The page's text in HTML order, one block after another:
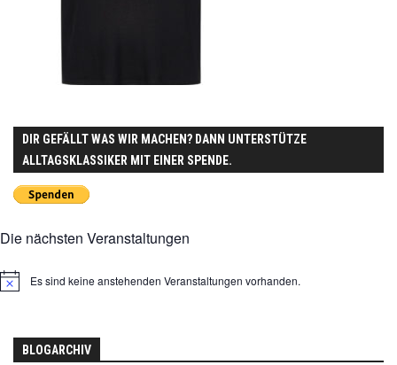
DIR GEFÄLLT WAS WIR MACHEN? DANN UNTERSTÜTZE
ALLTAGSKLASSIKER MIT EINER SPENDE.
Die nächsten Veranstaltungen
HinweisEs sind keine anstehenden Veranstaltungen vorhanden.
BLOGARCHIV